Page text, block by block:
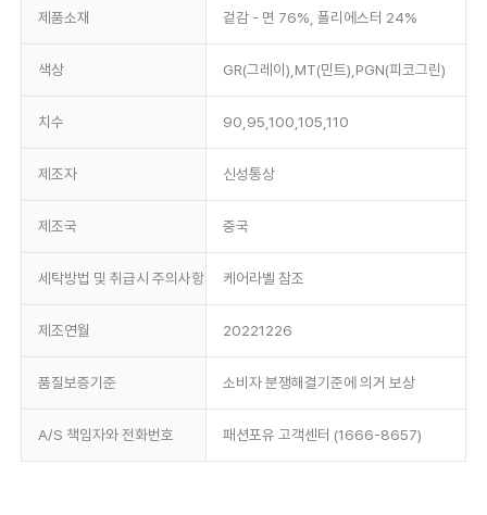
제품소재 겉감 - 면 76%, 폴리에스터 24%
색상 GR(그레이),MT(민트),PGN(피코그린)
치수 90,95,100,105,110
제조자 신성통상
제조국 중국
세탁방법 및 취급시 주의사항 케어라벨 참조
제조연월 20221226
품질보증기준 소비자 분쟁해결기준에 의거 보상
A/S 책임자와 전화번호 패션포유 고객센터 (1666-8657)